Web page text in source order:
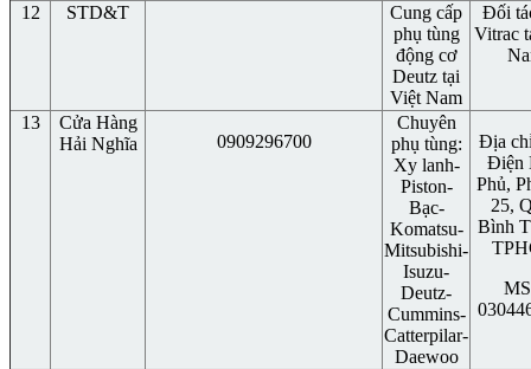
12 STD&T
Cung cấp
phụ tùng
động cơ
Deutz tại
Việt Nam
Đối
Vitrac
13
Cửa Hàng
Hải Nghĩa
0909296700
Chuyên
phụ tùng:
Xy lanh-
Piston-
Bạc-
Komatsu-
Mitsubishi-
Isuzu-
Deutz-
Cummins-
Catterpilar-
Daewoo
Địa
Điện
Phủ,
25,
Bình